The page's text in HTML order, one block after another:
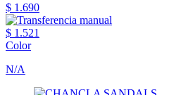
$ 1.690
$ 1.521
Color
N/A